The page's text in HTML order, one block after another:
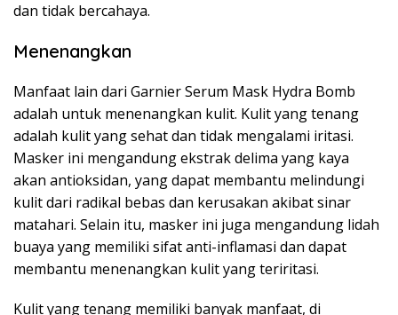
dan tidak bercahaya.
Menenangkan
Manfaat lain dari Garnier Serum Mask Hydra Bomb
adalah untuk menenangkan kulit. Kulit yang tenang
adalah kulit yang sehat dan tidak mengalami iritasi.
Masker ini mengandung ekstrak delima yang kaya
akan antioksidan, yang dapat membantu melindungi
kulit dari radikal bebas dan kerusakan akibat sinar
matahari. Selain itu, masker ini juga mengandung lidah
buaya yang memiliki sifat anti-inflamasi dan dapat
membantu menenangkan kulit yang teriritasi.
Kulit yang tenang memiliki banyak manfaat, di